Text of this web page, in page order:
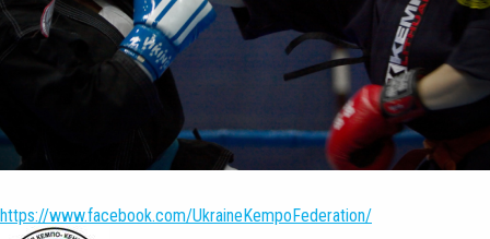
https://www.facebook.com/UkraineKempoFederation/